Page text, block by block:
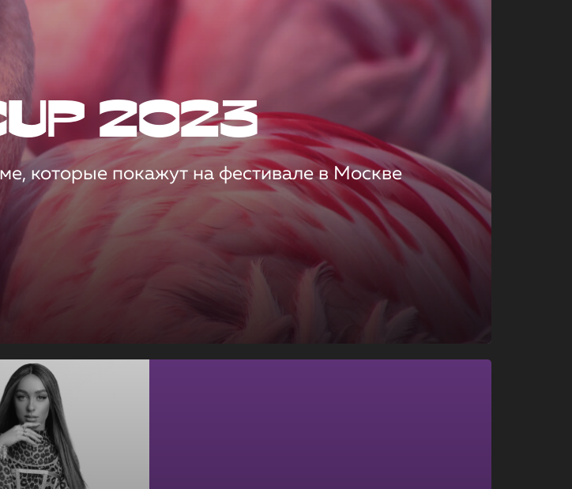
2023
которые покажут на фестивале в Москве